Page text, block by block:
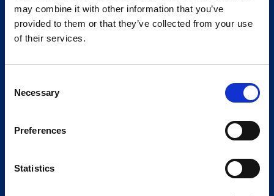
may combine it with other information that you’ve
provided to them or that they’ve collected from your use
of their services.
Selection
Necessary
Preferences
Statistics